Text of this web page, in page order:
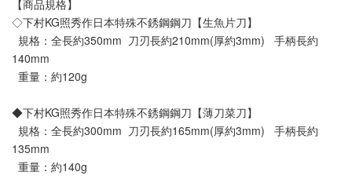
【商品規格】
◇下村KG照秀作日本特殊不銹鋼鋼刀【生魚片刀】
規格：全長約350mm  刀刃長約210mm(厚約3mm)   手柄長約
140mm
重量：約120g
◆下村KG照秀作日本特殊不銹鋼鋼刀【薄刀菜刀】
規格：全長約300mm  刀刃長約165mm(厚約3mm)   手柄長約
135mm
重量：約140g